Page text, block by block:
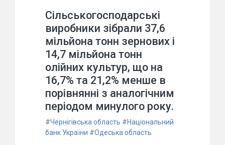
Сільськогосподарські
виробники зібрали 37,6
мільйона тонн зернових і
14,7 мільйона тонн
олійних культур, що на
16,7% та 21,2% менше в
порівнянні з аналогічним
періодом минулого року.
#Чернігівська область #Національний
банк України #Одеська область